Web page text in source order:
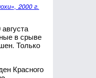
2000 г.
в срыве
Только
Красного